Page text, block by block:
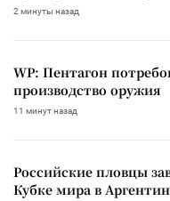
2 минуты назад
WP: Пентагон
производство оружия
11 минут назад
Российские пловцы
Кубке мира в